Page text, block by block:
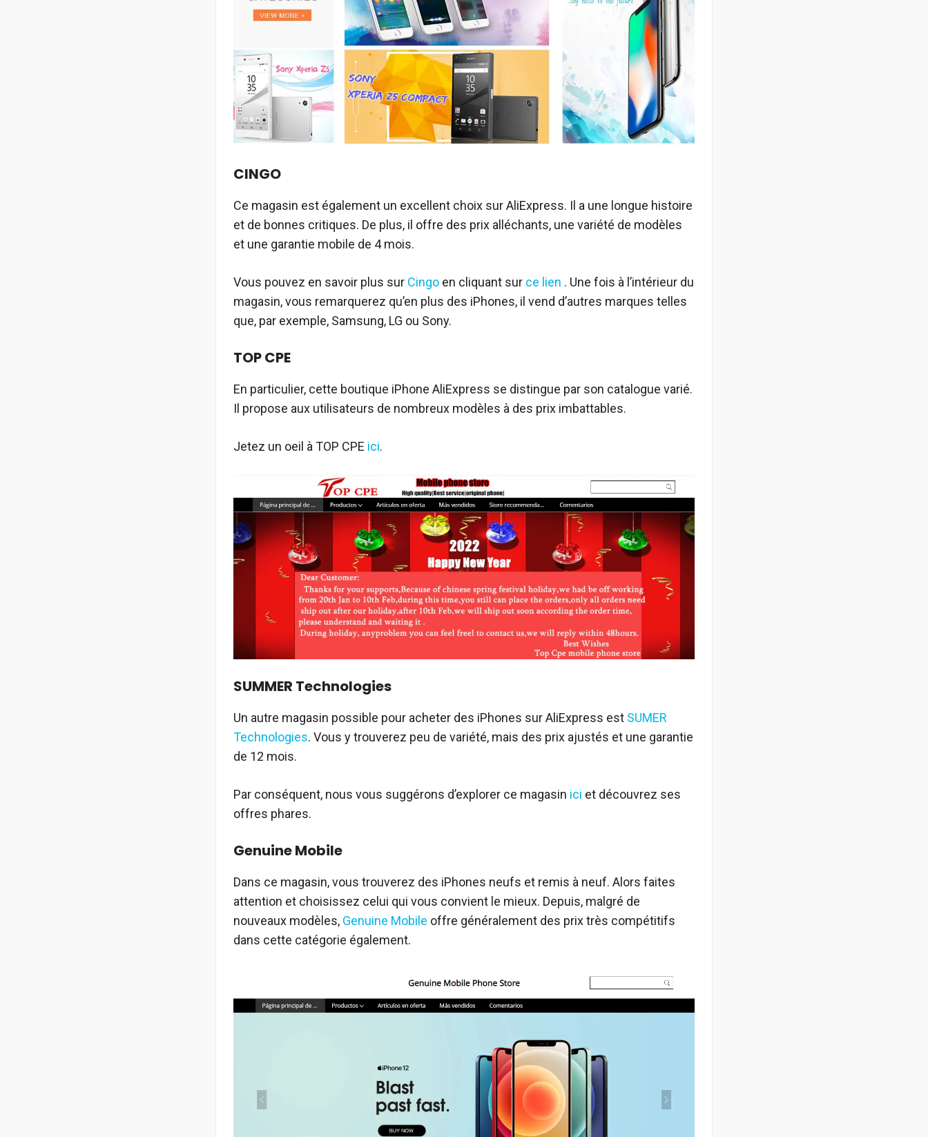
CINGO
Ce magasin est également un excellent choix sur AliExpress. Il a une longue histoire
et de bonnes critiques. De plus, il offre des prix alléchants, une variété de modèles
et une garantie mobile de 4 mois.
Vous pouvez en savoir plus sur Cingo en cliquant sur ce lien . Une fois à l’intérieur du
magasin, vous remarquerez qu’en plus des iPhones, il vend d’autres marques telles
que, par exemple, Samsung, LG ou Sony.
TOP CPE
En particulier, cette boutique iPhone AliExpress se distingue par son catalogue varié.
Il propose aux utilisateurs de nombreux modèles à des prix imbattables.
Jetez un oeil à TOP CPE ici.
SUMMER Technologies
Un autre magasin possible pour acheter des iPhones sur AliExpress est SUMER
Technologies. Vous y trouverez peu de variété, mais des prix ajustés et une garantie
de 12 mois.
Par conséquent, nous vous suggérons d’explorer ce magasin ici et découvrez ses
offres phares.
Genuine Mobile
Dans ce magasin, vous trouverez des iPhones neufs et remis à neuf. Alors faites
attention et choisissez celui qui vous convient le mieux. Depuis, malgré de
nouveaux modèles, Genuine Mobile offre généralement des prix très compétitifs
dans cette catégorie également.